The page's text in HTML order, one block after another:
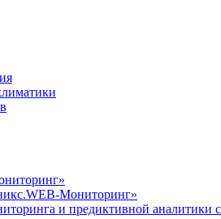
Мониторинг»
и предиктивной